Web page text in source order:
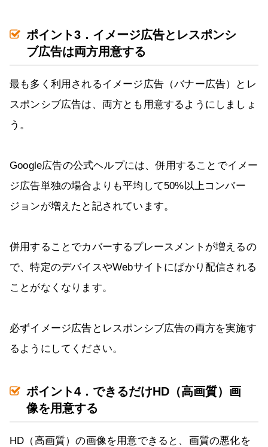
ポイント3．イメージ広告とレスポンシ
ブ広告は両方用意する
最も多く利用されるイメージ広告（バナー広告）とレ
スポンシブ広告は、両方とも用意するようにしましょ
う。
Google広告の公式ヘルプには、併用することでイメー
ジ広告単独の場合よりも平均して50%以上コンバー
ジョンが増えたと記されています。
併用することでカバーするプレースメントが増えるの
で、特定のデバイスやWebサイトにばかり配信される
ことがなくなります。
必ずイメージ広告とレスポンシブ広告の両方を実施す
るようにしてください。
ポイント4．できるだけHD（高画質）画
像を用意する
HD（高画質）の画像を用意できると、画質の悪化を